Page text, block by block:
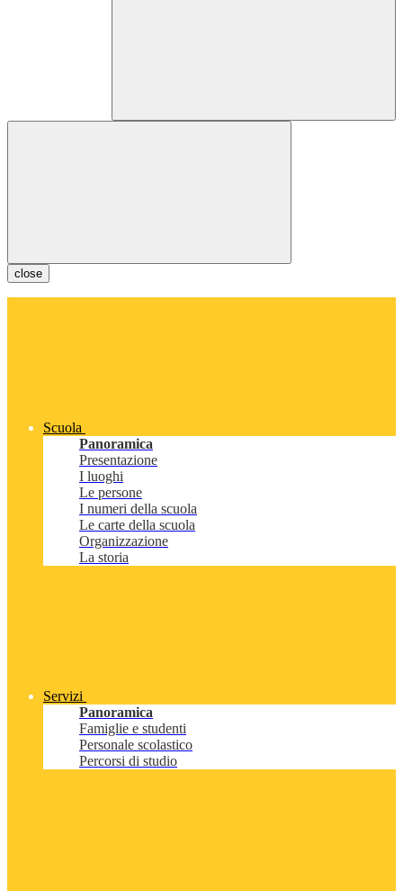
close
Scuola
Panoramica
Presentazione
I luoghi
Le persone
I numeri della scuola
Le carte della scuola
Organizzazione
La storia
Servizi
Panoramica
Famiglie e studenti
Personale scolastico
Percorsi di studio